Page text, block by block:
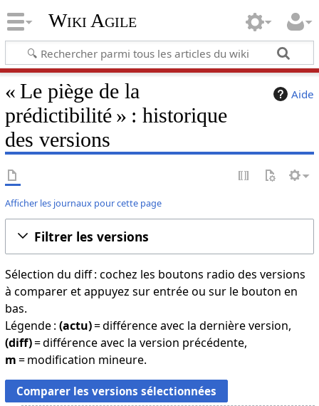
Wiki Agile
Aide
« Le piège de la
prédictibilité » : historique
des versions
Afficher les journaux pour cette page
Filtrer les versions
Sélection du diff : cochez les boutons radio des versions
à comparer et appuyez sur entrée ou sur le bouton en
bas.
Légende : (actu)= différence avec la dernière version,
(diff)= différence avec la version précédente,
m= modification mineure.